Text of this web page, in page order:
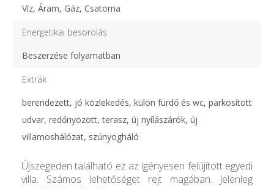
Víz, Áram, Gáz, Csatorna
Energetikai besorolás
Beszerzése folyamatban
Extrák
berendezett, jó közlekedés, külön fürdő és wc, parkosított
udvar, redőnyözött, terasz, új nyílászárók, új
villamoshálózat, szúnyogháló
Újszegeden található ez az igényesen felújított egyedi
villa. Számos lehetőséget rejt magában. Jelenleg